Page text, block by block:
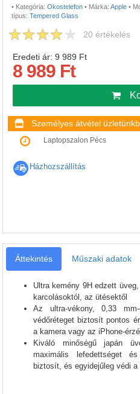
• Kategória: Okostelefon • Márka: Apple •
típus: Tempered Glass
20 értékelés
Eredeti ár: 9 989 Ft
8 989 Ft
Személyes átvétel
Laptopszalon Pécs
Házhozszállítás
Áttekintés Műszaki adatok
Ultra kemény 9H edzett
karcolásoktól, az ütésektől
Az ultra-vékony, 0,33
védőréteget biztosít pontos
a kamera vagy az iPhone-
Kiváló minőségű japán
maximális lefedettséget
biztosít, és egyidejűleg védi a